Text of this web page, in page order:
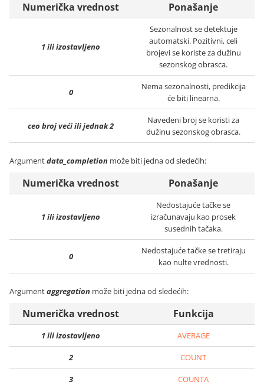
Numerička vrednost Ponašanje
1 ili izostavljeno
Sezonalnost se detektuje
automatski. Pozitivni, celi
brojevi se koriste za dužinu
sezonskog obrasca.
0
Nema sezonalnosti, predikcija
će biti linearna.
ceo broj veći ili jednak 2
Navedeni broj se koristi za
dužinu sezonskog obrasca.
Argumentdata_completion može biti jedna od sledećih:
Numerička vrednost Ponašanje
1 ili izostavljeno
Nedostajuće tačke se
izračunavaju kao prosek
susednih tačaka.
0
Nedostajuće tačke se tretiraju
kao nulte vrednosti.
Argumentaggregation može biti jedna od sledećih:
Numerička vrednost Funkcija
1 ili izostavljeno AVERAGE
2 COUNT
3 COUNTA